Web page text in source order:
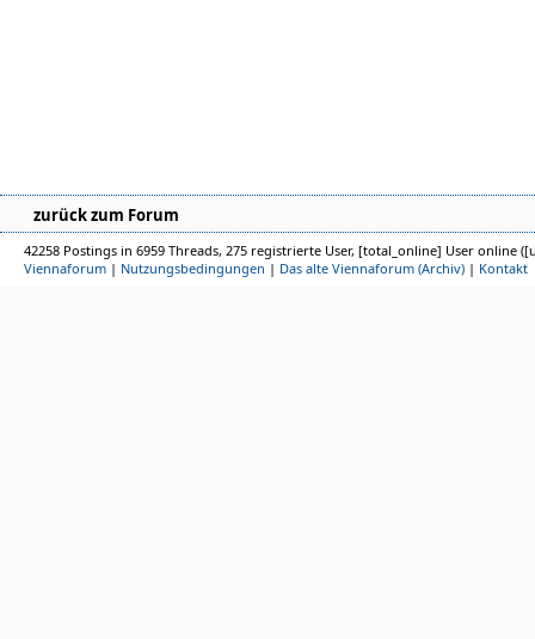
zurück zum Forum
42258 Postings in 6959 Threads, 275 registrierte User, [total_online] User online
Viennaforum | Nutzungsbedingungen | Das alte Viennaforum (Archiv) | Kontakt